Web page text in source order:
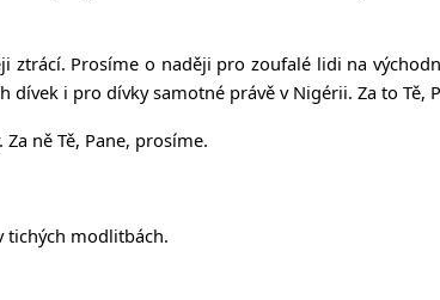
ztrácí. Prosíme o naději pro zoufalé lidi na
i pro dívky samotné právě v Nigérii. Za to Tě,
ně Tě, Pane, prosíme.
tichých modlitbách.